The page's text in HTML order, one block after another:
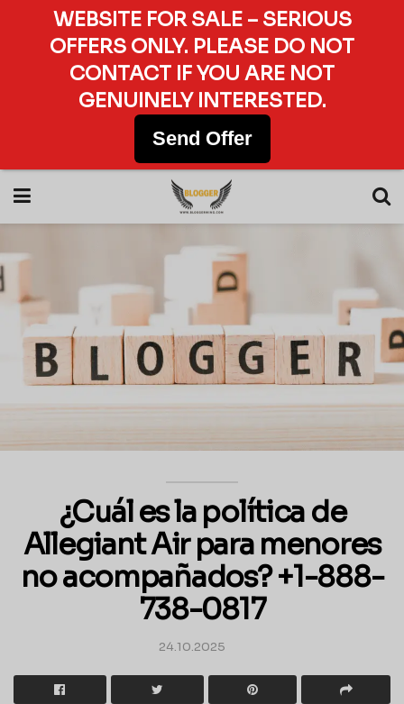
¿Cuál es la política de
Allegiant Air para menores
no acompañados? +1-888-
738-0817
24.10.2025
WEBSITE FOR SALE – SERIOUS
OFFERS ONLY. PLEASE DO NOT
CONTACT IF YOU ARE NOT
GENUINELY INTERESTED.
Send Offer